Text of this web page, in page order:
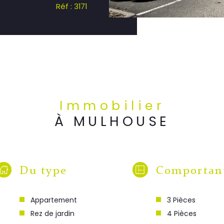
Réf : 3171
Immobilier
À MULHOUSE
Du type
Appartement
Rez de jardin
3 Pièces
4 Pièces